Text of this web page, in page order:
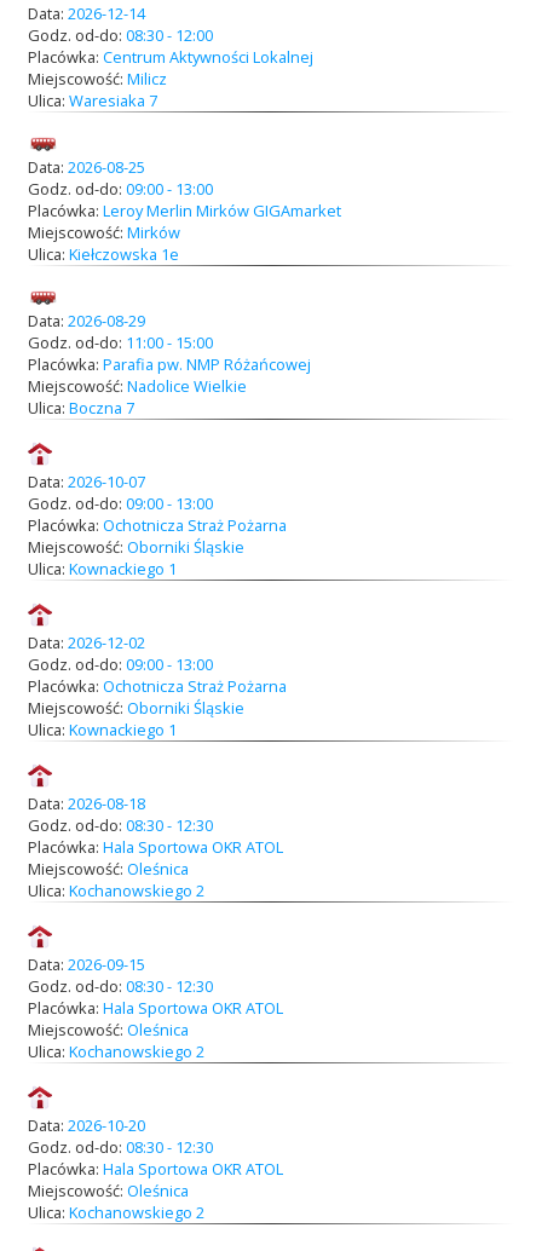
Data: 2026-12-14
Godz. od-do: 08:30 - 12:00
Placówka: Centrum Aktywności Lokalnej
Miejscowość: Milicz
Ulica: Waresiaka 7
Data: 2026-08-25
Godz. od-do: 09:00 - 13:00
Placówka: Leroy Merlin Mirków GIGAmarket
Miejscowość: Mirków
Ulica: Kiełczowska 1e
Data: 2026-08-29
Godz. od-do: 11:00 - 15:00
Placówka: Parafia pw. NMP Różańcowej
Miejscowość: Nadolice Wielkie
Ulica: Boczna 7
Data: 2026-10-07
Godz. od-do: 09:00 - 13:00
Placówka: Ochotnicza Straż Pożarna
Miejscowość: Oborniki Śląskie
Ulica: Kownackiego 1
Data: 2026-12-02
Godz. od-do: 09:00 - 13:00
Placówka: Ochotnicza Straż Pożarna
Miejscowość: Oborniki Śląskie
Ulica: Kownackiego 1
Data: 2026-08-18
Godz. od-do: 08:30 - 12:30
Placówka: Hala Sportowa OKR ATOL
Miejscowość: Oleśnica
Ulica: Kochanowskiego 2
Data: 2026-09-15
Godz. od-do: 08:30 - 12:30
Placówka: Hala Sportowa OKR ATOL
Miejscowość: Oleśnica
Ulica: Kochanowskiego 2
Data: 2026-10-20
Godz. od-do: 08:30 - 12:30
Placówka: Hala Sportowa OKR ATOL
Miejscowość: Oleśnica
Ulica: Kochanowskiego 2